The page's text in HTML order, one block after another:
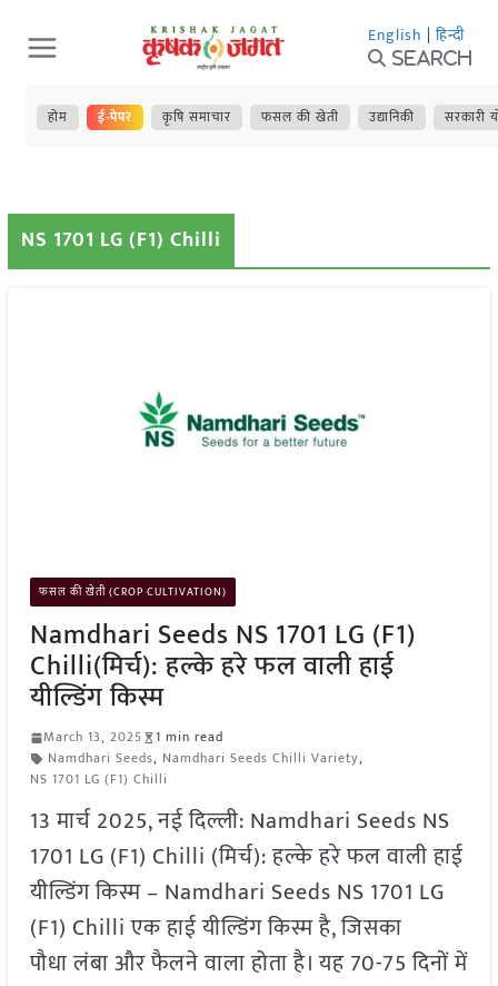
Skip
to
content
English | हिन्दी
Search
होम ई-पेपर कृषि समाचार फसल की खेती उद्यानिकी सरकारी
NS 1701 LG (F1) Chilli
फसल की खेती (CROP CULTIVATION)
Namdhari Seeds NS 1701 LG (F1)
Chilli(मिर्च): हल्के हरे फल वाली हाई
यील्डिंग किस्म
March 13, 2025
1 min read
Namdhari Seeds, Namdhari Seeds Chilli Variety,
NS 1701 LG (F1) Chilli
13 मार्च 2025, नई दिल्ली: Namdhari Seeds NS
1701 LG (F1) Chilli (मिर्च): हल्के हरे फल वाली हाई
यील्डिंग किस्म – Namdhari Seeds NS 1701 LG
(F1) Chilli एक हाई यील्डिंग किस्म है, जिसका
पौधा लंबा और फैलने वाला होता है। यह 70-75 दिनों में